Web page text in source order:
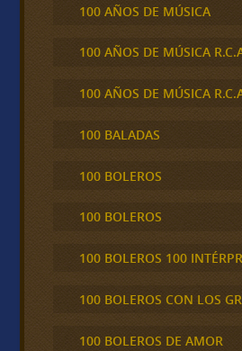
100 AÑOS DE MÚSICA
100 AÑOS DE MÚSICA
100 AÑOS DE MÚSICA
100 BALADAS
100 BOLEROS
100 BOLEROS
100 BOLEROS 100
100 BOLEROS CON LOS
100 BOLEROS DE AMOR